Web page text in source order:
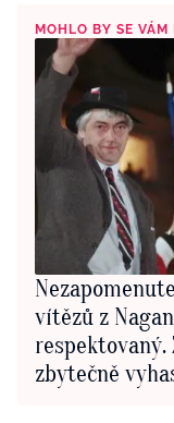
MOHLO BY SE VÁM
vítězů z
respektovaný.
zbytečně